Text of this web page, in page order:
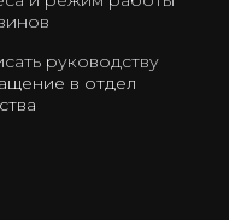
руководству
в отдел